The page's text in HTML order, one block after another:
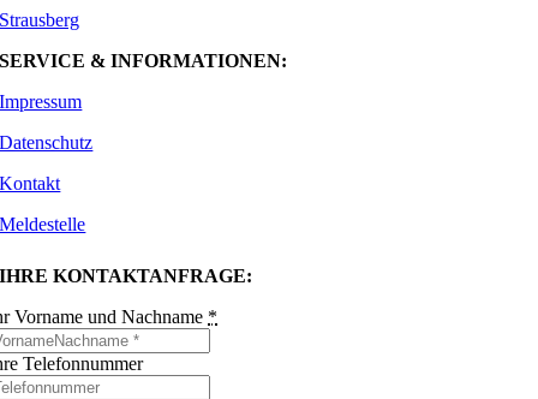
Strausberg
SERVICE & INFORMATIONEN:
Impressum
Datenschutz
Kontakt
Meldestelle
IHRE KONTAKTANFRAGE:
Vorname und Nachname *
Telefonnummer